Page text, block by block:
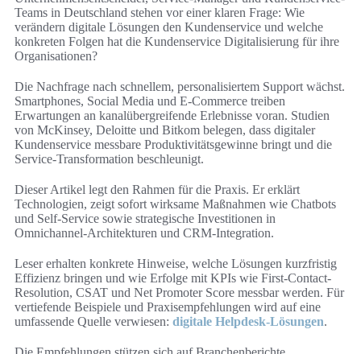
Teams in Deutschland stehen vor einer klaren Frage: Wie
verändern digitale Lösungen den Kundenservice und welche
konkreten Folgen hat die Kundenservice Digitalisierung für ihre
Organisationen?
Die Nachfrage nach schnellem, personalisiertem Support wächst.
Smartphones, Social Media und E-Commerce treiben
Erwartungen an kanalübergreifende Erlebnisse voran. Studien
von McKinsey, Deloitte und Bitkom belegen, dass digitaler
Kundenservice messbare Produktivitätsgewinne bringt und die
Service-Transformation beschleunigt.
Dieser Artikel legt den Rahmen für die Praxis. Er erklärt
Technologien, zeigt sofort wirksame Maßnahmen wie Chatbots
und Self-Service sowie strategische Investitionen in
Omnichannel-Architekturen und CRM-Integration.
Leser erhalten konkrete Hinweise, welche Lösungen kurzfristig
Effizienz bringen und wie Erfolge mit KPIs wie First-Contact-
Resolution, CSAT und Net Promoter Score messbar werden. Für
vertiefende Beispiele und Praxisempfehlungen wird auf eine
umfassende Quelle verwiesen: digitale Helpdesk-Lösungen.